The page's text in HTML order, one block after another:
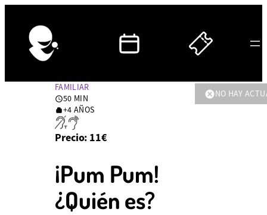
FAMILIAR
DURACIÓN:
50
MINUTOS
50 MIN
EDAD
RECOMENDADA:
+4
+4 AÑOS
Precio: 11€
NO HAY
¡Pum Pum!
¿Quién es?